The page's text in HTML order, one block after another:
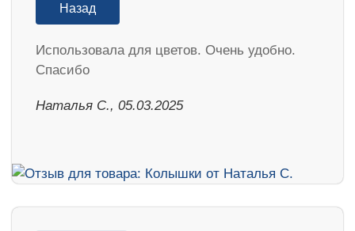
Назад
Использовала для цветов. Очень удобно.
Спасибо
Наталья С., 05.03.2025